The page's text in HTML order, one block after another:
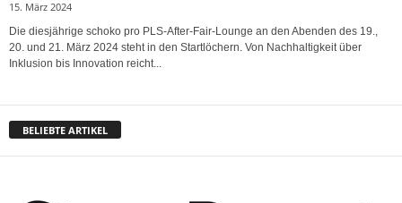
15. März 2024
Die diesjährige schoko pro PLS-After-Fair-Lounge an den Abenden des 19.,
20. und 21. März 2024 steht in den Startlöchern. Von Nachhaltigkeit über
Inklusion bis Innovation reicht...
BELIEBTE ARTIKEL